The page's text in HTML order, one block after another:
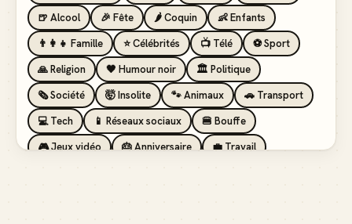
🍺 Alcool
🎉 Fête 🌶️ Coquin
👶 Enfants
👨‍👩‍👧 Famille
⭐ Célébrités 📺 Télé
⚽ Sport
🙏 Religion
🖤 Humour noir
🏛️ Politique
🗞️ Société
🤯 Insolite 🐾 Animaux
🚗 Transport
💻 Tech
📱 Réseaux sociaux
🍔 Bouffe
🎮 Jeux vidéo
🎂 Anniversaire
💼 Travail